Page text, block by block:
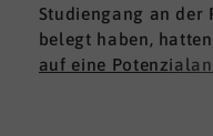
Studiengang an der
belegt haben,
auf eine